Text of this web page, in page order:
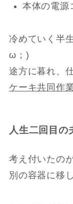
本体の電源
冷めていく半
ω；)
途方に暮れ、
ケーキ共同作
人生二回目の
考え付いたの
別の容器に移